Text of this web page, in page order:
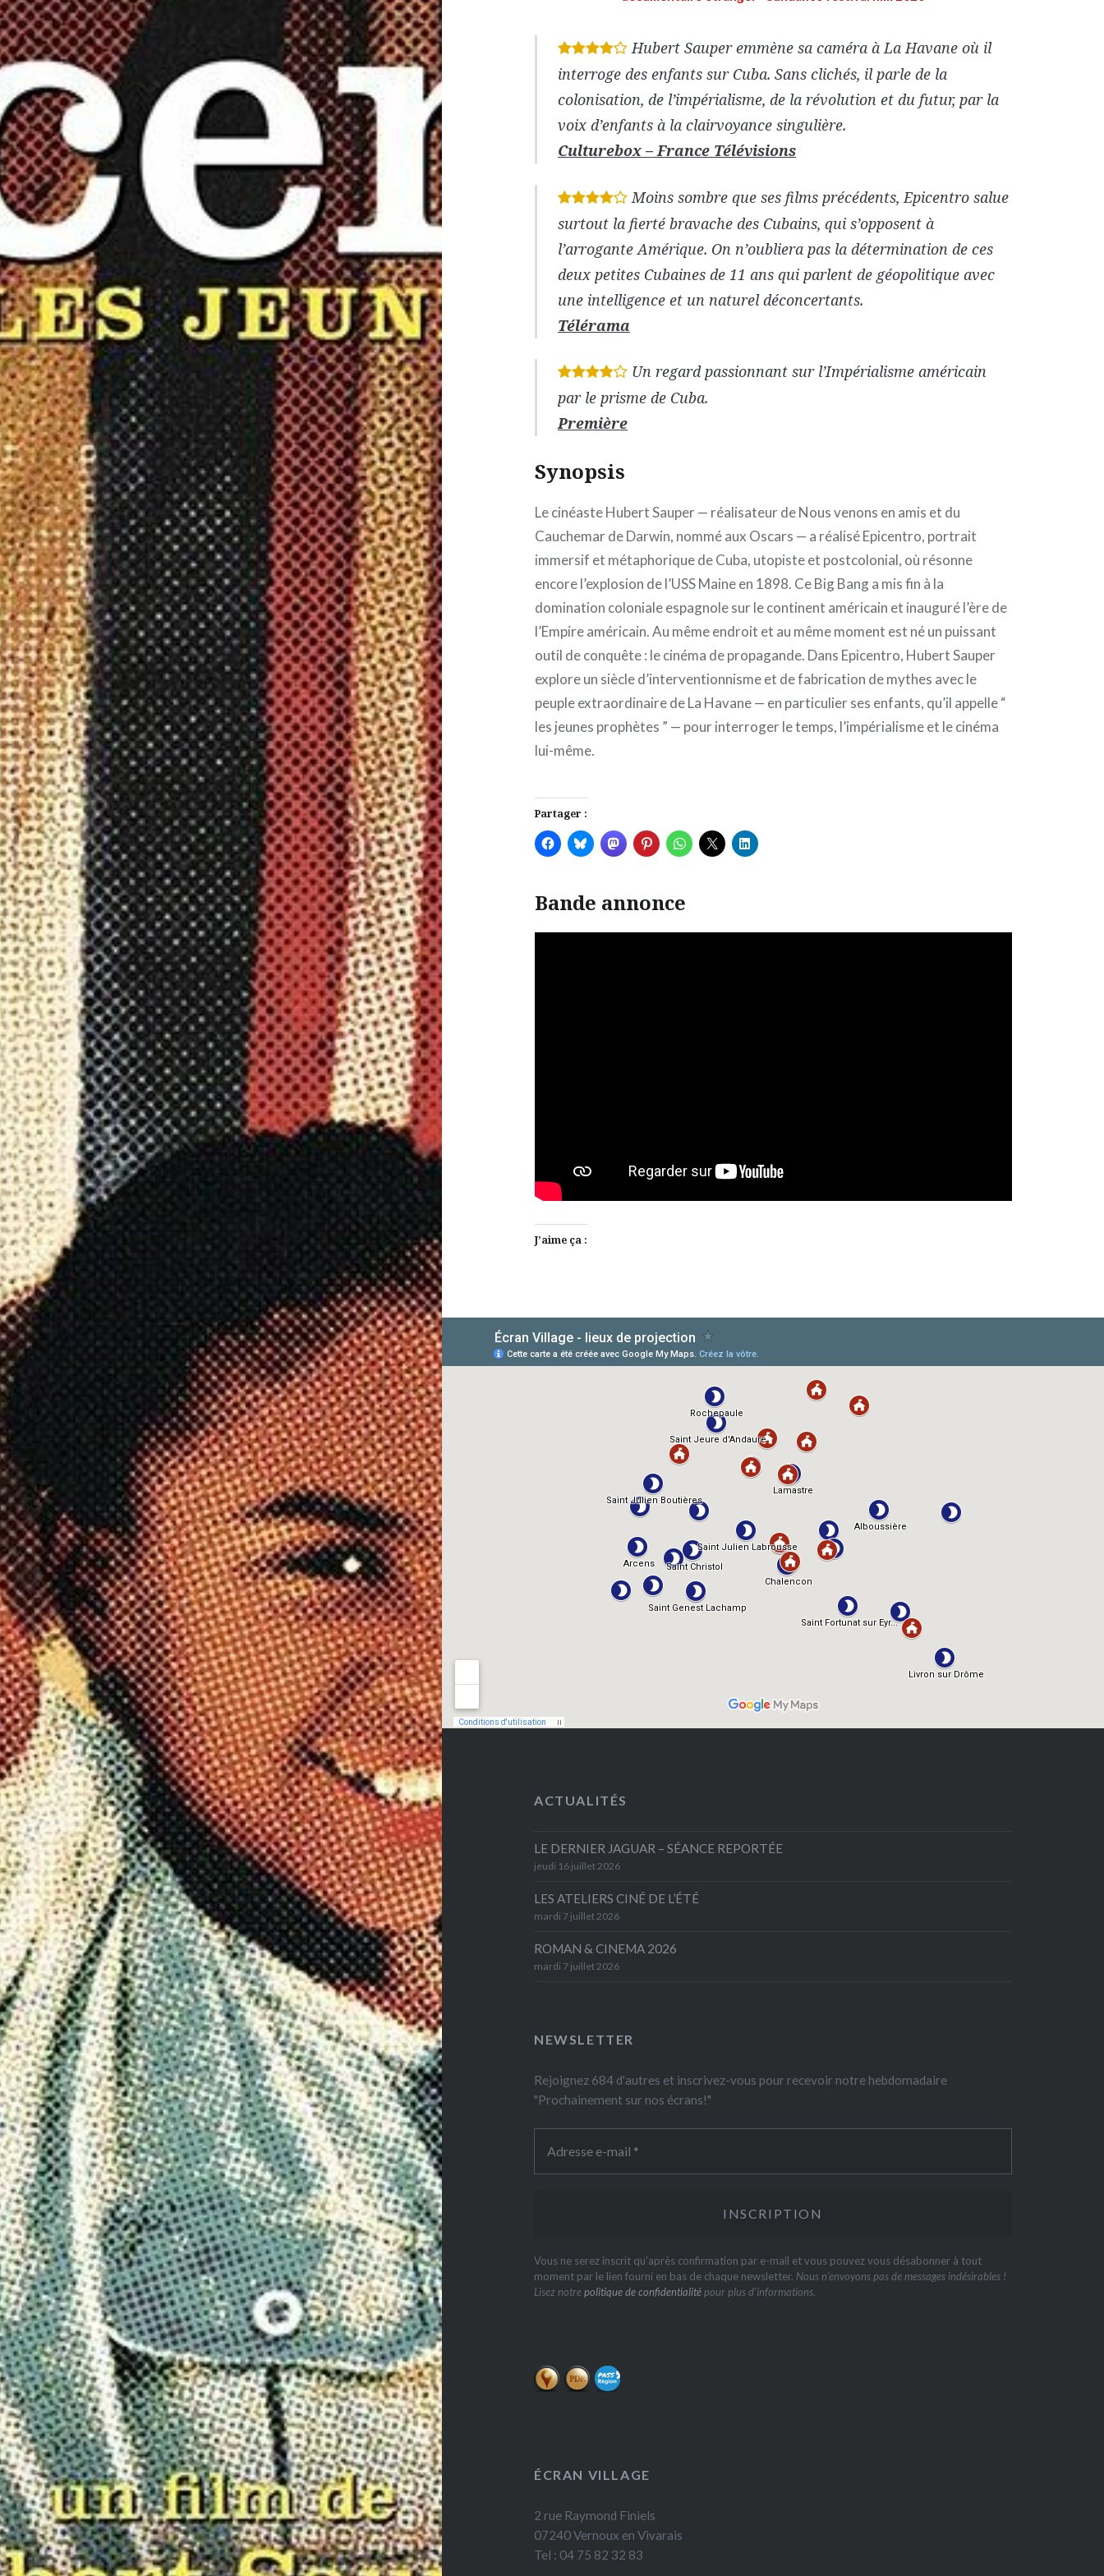
* * * *
Hubert Sauper emmène sa caméra à La Havane où il
interroge des enfants sur Cuba. Sans clichés, il parle de la
colonisation, de l’impérialisme, de la révolution et du futur, par la
voix d’enfants à la clairvoyance singulière.
Culturebox – France Télévisions
* * * *
Moins sombre que ses films précédents, Epicentro salue
surtout la fierté bravache des Cubains, qui s’opposent à
l’arrogante Amérique. On n’oubliera pas la détermination de ces
deux petites Cubaines de 11 ans qui parlent de géopolitique avec
une intelligence et un naturel déconcertants.
Télérama
* * * *
Un regard passionnant sur l’Impérialisme américain
par le prisme de Cuba.
Première
Synopsis
Le cinéaste Hubert Sauper — réalisateur de Nous venons en amis et du
Cauchemar de Darwin, nommé aux Oscars — a réalisé Epicentro, portrait
immersif et métaphorique de Cuba, utopiste et postcolonial, où résonne
encore l’explosion de l’USS Maine en 1898. Ce Big Bang a mis fin à la
domination coloniale espagnole sur le continent américain et inauguré l’ère de
l’Empire américain. Au même endroit et au même moment est né un puissant
outil de conquête : le cinéma de propagande. Dans Epicentro, Hubert Sauper
explore un siècle d’interventionnisme et de fabrication de mythes avec le
peuple extraordinaire de La Havane — en particulier ses enfants, qu’il appelle “
les jeunes prophètes ” — pour interroger le temps, l’impérialisme et le cinéma
lui-même.
Partager :
Bande annonce
J’aime ça :
AlloCiné
ACTUALITÉS
LE DERNIER JAGUAR – SÉANCE REPORTÉE
jeudi 16 juillet 2026
LES ATELIERS CINÉ DE L’ÉTÉ
mardi 7 juillet 2026
ROMAN & CINEMA 2026
mardi 7 juillet 2026
NEWSLETTER
Rejoignez 684 d'autres et inscrivez-vous pour recevoir notre hebdomadaire
"Prochainement sur nos écrans!"
Vous ne serez inscrit qu'après confirmation par e-mail et vous pouvez vous désabonner à tout
moment par le lien fourni en bas de chaque newsletter. Nous n’envoyons pas de messages indésirables !
Lisez notrepolitique de confidentialitépour plus d’informations.
ÉCRAN VILLAGE
2 rue Raymond Finiels
07240 Vernoux en Vivarais
Tel : 04 75 82 32 83